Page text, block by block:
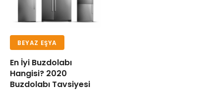
BEYAZ EŞYA
En İyi Buzdolabı
Hangisi? 2020
Buzdolabı Tavsiyesi